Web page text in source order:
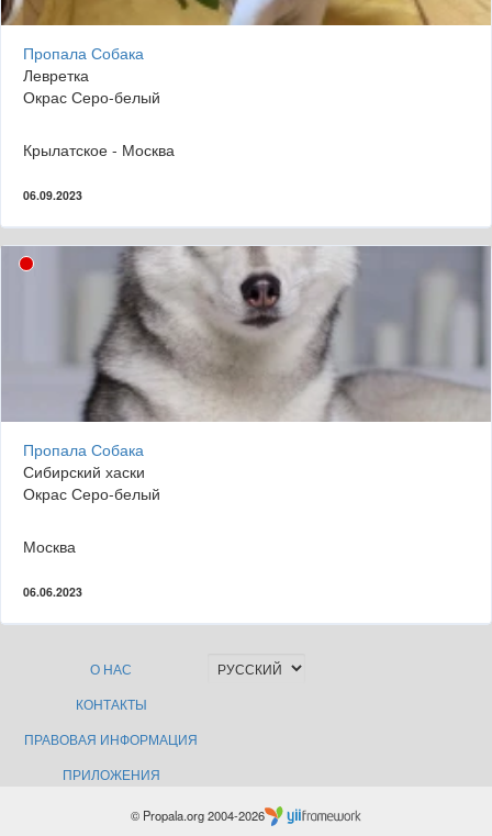
Пропала Собака
Левретка
Окрас Серо-белый
Крылатское - Москва
06.09.2023
Пропала Собака
Сибирский хаски
Окрас Серо-белый
Москва
06.06.2023
О НАС
КОНТАКТЫ
ПРАВОВАЯ ИНФОРМАЦИЯ
ПРИЛОЖЕНИЯ
© Propala.org 2004-2026